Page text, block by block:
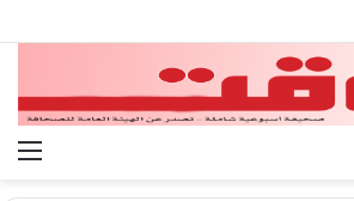
لعمال ليبيا